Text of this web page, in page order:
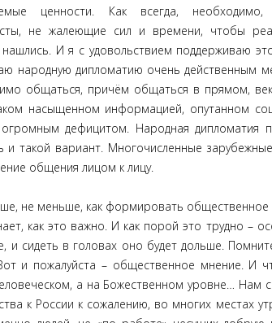
ценности. Как всегда,
не жалеющие сил и времени, чтобы
И я с удовольствием поддерживаю
народную дипломатию очень действенным
общаться, причём общаться в прямом,
насыщенном информацией, опутанном
дефицитом. Народная дипломатия
и такой вариант. Многочисленные
общения лицом к лицу.
не меньше, как формировать общественное
как это важно. И как порой это трудно –
сидеть в головах оно будет дольше.
и пожалуйста – общественное мнение. И
а на Божественном уровне… Нам
к России к сожалению, во многих местах